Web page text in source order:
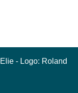
Elie - Logo: Roland